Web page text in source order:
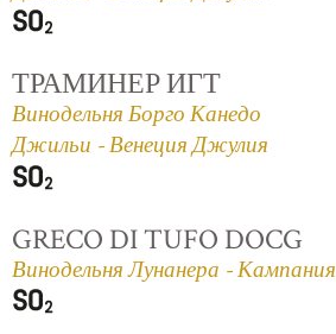
ТРАМИНЕР ИГТ
Винодельня Борго Канедо
Джильи - Венеция Джулия
GRECO DI TUFO DOCG
Винодельня Лунанера - Кампания